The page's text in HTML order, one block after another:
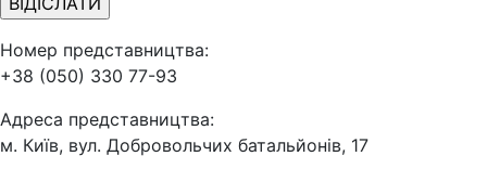
Номер представництва:
+38 (050) 330 77-93
Адреса представництва:
м. Київ, вул. Добровольчих батальйонів, 17